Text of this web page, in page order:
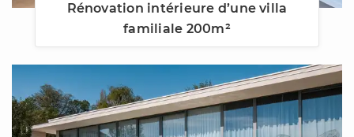
Rénovation intérieure d’une villa
familiale 200m²